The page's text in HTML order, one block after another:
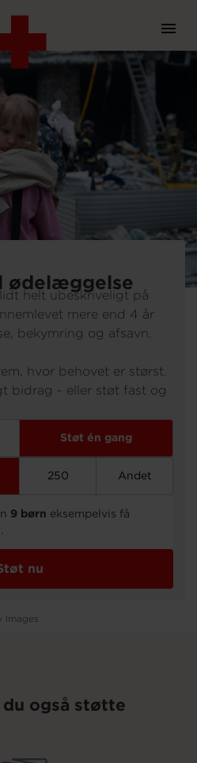
ødelæggelse
helt ubeskriveligt på
mere end 4 år
bekymring og afsavn.
hvor behovet er størst.
bidrag - eller støt fast og
Støt én gang
250 Andet
9 børn eksempelvis få
nu
Images
du også støtte